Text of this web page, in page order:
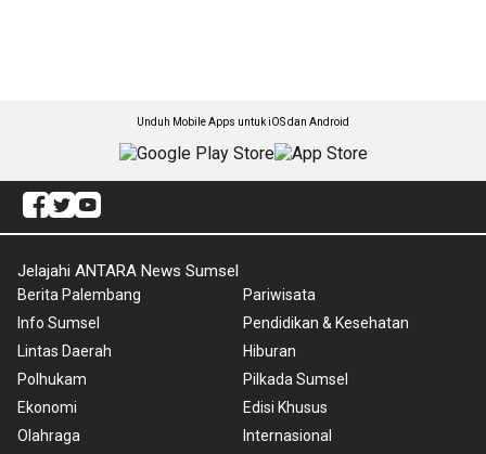
Unduh Mobile Apps untuk iOS dan Android
Jelajahi ANTARA News Sumsel
Berita Palembang
Info Sumsel
Lintas Daerah
Polhukam
Ekonomi
Olahraga
Pariwisata
Pendidikan & Kesehatan
Hiburan
Pilkada Sumsel
Edisi Khusus
Internasional